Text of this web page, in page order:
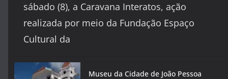
sábado (8), a Caravana Interatos, ação
realizada por meio da Fundação Espaço
Cultural da
Museu da Cidade de João Pessoa